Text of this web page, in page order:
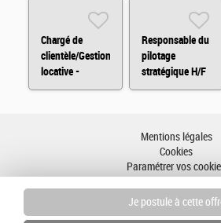
Chargé de
clientèle/Gestion
locative -
Landerneau H/F
Responsable du
pilotage
stratégique H/F
Mentions légales
Cookies
Paramétrer vos
Plan du site